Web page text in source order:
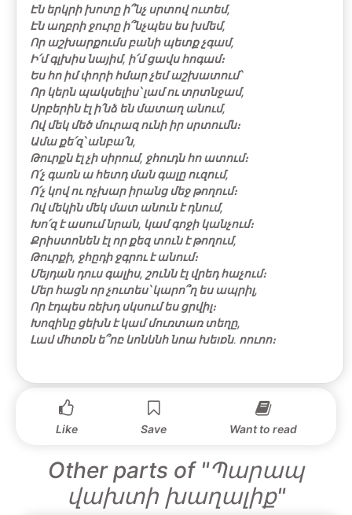
Էն երկրի խոտը ի՞նչ սրտով ուտեմ,
Էն աղբրի ջուրը ի՞նչպես ես խմեմ,
Որ աշխարքումս բանի պետք չգամ,
Ի՛մ գլխիս նայիմ, ի՛մ ցավս հոգամ։
Ես հո իմ փորի հմար չեմ աշխատում՝
Որ կերն պակսելիս՝ լամ ու տրտնջամ,
Սրբերին էլ ի՛նձ են մատաղ անում,
Ով մեկ մեծ մուրազ ունի իր սրտումն։
Ամա քե՛զ՝ անբա՛ն,
Թուրքն էլ չի սիրում, ջհուդն հո ատում։
Ո՛չ գառն ա հետդ ման գալը ուզում,
Ո՛չ կով ու ոչխար իրանց մեջ թողում։
Ով մեկին մեկ մատ անուն է դնում,
Խո՛զ է ասում նրան, կամ գոջի կանչում։
Քրիստոնեն էլ որ քեզ տուն է թողում,
Թուրքի, ջհըդի ջգրու է անում։
Մեյդան դուս գալիս, շունն էլ վրեդ հաչում։
Մեր հացն որ չուտես՝ կարո՞ղ ես ապրիլ,
Որ էդպես ռեխդ սկսում ես ցրվիլ։
Խոզինը ցեխն է կամ մուռտառ տեղը,
Լավ միտքն ե՞րբ կընկնի նրա խելքն, ղուղը։
Ես իմ աշխատանքն ձեռից չեմ թողալ,
Քանի շունչ ունիմ ու խեր կարեմ տալ,
Իմացողի հմար ես չեմ աշխատում,
Like Save Want to read
Other parts of "Պարապ
վախտի խաղալիք"